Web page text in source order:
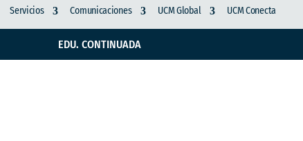
Servicios Comunicaciones UCM Global UCM Conecta
EDU. CONTINUADA